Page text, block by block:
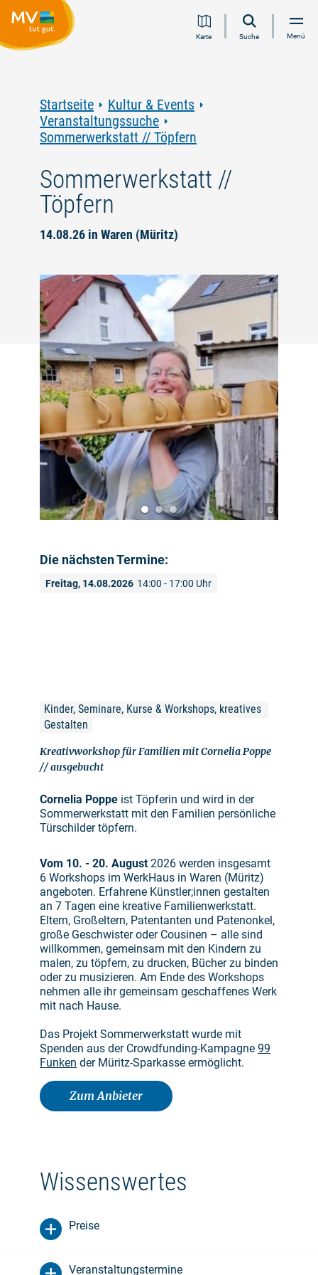
Inhalt
Navigation
Volltextsuche
FooterKarte Suche Menü
Startseite
Kultur & Events
Veranstaltungssuche
Sommerwerkstatt // Töpfern
Sommerwerkstatt //
Töpfern
14.08.26 in Waren (Müritz)
©
Die nächsten Termine:
Freitag, 14.08.2026 14:00 - 17:00 Uhr
Kinder, Seminare, Kurse & Workshops, kreatives
Gestalten
Kreativworkshop für Familien mit Cornelia Poppe
// ausgebucht
Cornelia Poppe ist Töpferin und wird in der
Sommerwerkstatt mit den Familien persönliche
Türschilder töpfern.
Vom 10. - 20. August2026 werden insgesamt
6 Workshops im WerkHaus in Waren (Müritz)
angeboten. Erfahrene Künstler;innen gestalten
an 7 Tagen eine kreative Familienwerkstatt.
Eltern, Großeltern, Patentanten und Patenonkel,
große Geschwister oder Cousinen – alle sind
willkommen, gemeinsam mit den Kindern zu
malen, zu töpfern, zu drucken, Bücher zu binden
oder zu musizieren. Am Ende des Workshops
nehmen alle ihr gemeinsam geschaffenes Werk
mit nach Hause.
Das Projekt Sommerwerkstatt wurde mit
Spenden aus der Crowdfunding-Kampagne 99
Funken der Müritz-Sparkasse ermöglicht.
Zum Anbieter
Wissenswertes
Preise
Veranstaltungstermine